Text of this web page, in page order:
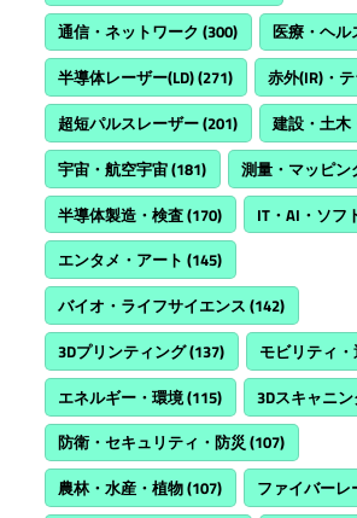
通信・ネットワーク (300) 医療・ヘル
半導体レーザー(LD)(271) 赤外(IR)・
超短パルスレーザー(201) 建設・土木
宇宙・航空宇宙(181) 測量・マッピン
半導体製造・検査(170) IT・AI・ソフ
エンタメ・アート (145)
バイオ・ライフサイエンス (142)
3Dプリンティング(137) モビリティ
エネルギー・環境(115) 3Dスキャニ
防衛・セキュリティ・防災(107)
農林・水産・植物(107) ファイバーレ